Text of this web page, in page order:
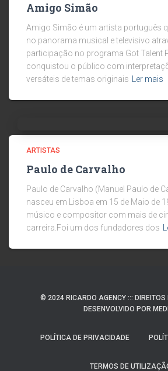
Amigo Simão
Amigo Simão é um artista português
no panorama musical e televisivo
participação no programa Got Talent
conquistou o público com
versáteis de temas originais
Ler mais
ARTISTAS
Paulo de Carvalho
Paulo de Carvalho (Manuel Paulo de
nasceu em Lisboa em 15 de Maio de
músico e compositor com mais de
carreira.Foi um dos fundadores dos
© 2024 RICARDO AGENCY ::: DIREITOS
DESENVOLVIDO POR
POLÍTICA DE PRIVACIDADE
TERMOS DE